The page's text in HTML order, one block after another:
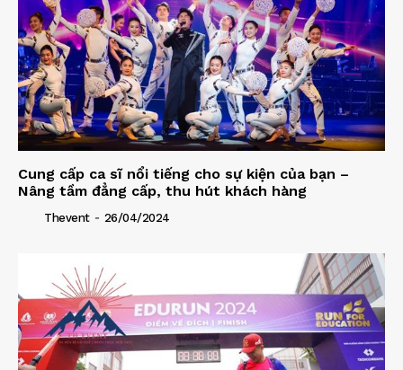
Cung cấp ca sĩ nổi tiếng cho sự kiện của bạn –
Nâng tầm đẳng cấp, thu hút khách hàng
Thevent - 26/04/2024